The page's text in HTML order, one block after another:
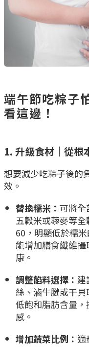
端午節吃粽子
看這邊！
1. 升級食材｜從根
想要減少吃粽子後的
效。
替換糯米： 可將全
五穀米或藜麥等
60，明顯低於糯
能增加膳食纖維
康。
調整餡料選擇： 建
絲、滷牛腱或干
低飽和脂肪含量
感。
增加蔬菜比例： 適